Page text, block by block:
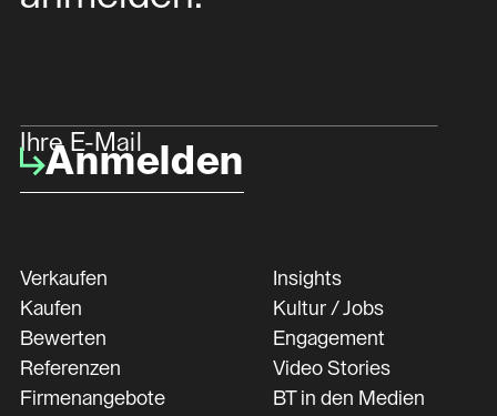
Ihre E-Mail
Anmelden
Verkaufen
Kaufen
Bewerten
Referenzen
Firmenangebote
Insights
Kultur / Jobs
Engagement
Video Stories
BT in den Medien